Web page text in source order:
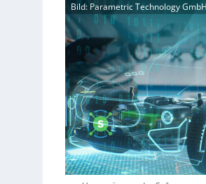
Bild: Parametric Technology GmbH